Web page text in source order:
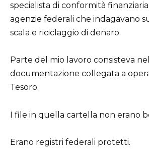
specialista di conformità
agenzie federali che indagavano
scala e riciclaggio di denaro.
Parte del mio lavoro consisteva
documentazione collegata a
Tesoro.
I file in quella cartella non erano
Erano registri federali protetti.